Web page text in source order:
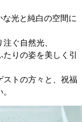
光と純白の空間に
ぐ自然光、
りの姿を美しく引
ストの方々と、祝福